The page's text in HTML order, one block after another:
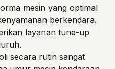
mesin yang optimal
berkendara.
layanan tune-up
secara rutin sangat